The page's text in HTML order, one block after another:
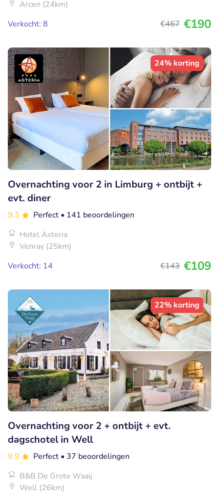
Arcen (24km)
Verkocht: 8
€467 €190
24% korting
Overnachting voor 2 in Limburg + ontbijt +
evt. diner
9.3 Perfect • 141 beoordelingen
Hotel Asteria
Venray (25km)
Verkocht: 14
€143 €109
22% korting
Overnachting voor 2 + ontbijt + evt.
dagschotel in Well
9.9 Perfect • 37 beoordelingen
B&B De Grote Waaij
Well (26km)